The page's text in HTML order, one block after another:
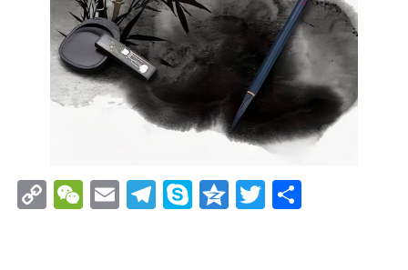
CopyWeChat
EmailTelegram
SkypeQzoneTwitter